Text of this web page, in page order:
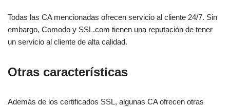
Todas las CA mencionadas ofrecen servicio al cliente 24/7. Sin
embargo, Comodo y SSL.com tienen una reputación de tener
un servicio al cliente de alta calidad.
Otras características
Además de los certificados SSL, algunas CA ofrecen otras